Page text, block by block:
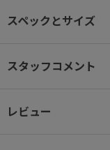
耐久性に優れ、雨にも
15.6インチノートPC
スペックとサイズ
スタッフコメント
レビュー